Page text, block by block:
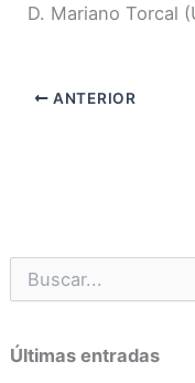
D. Mariano Torcal
ANTERIOR
u
c
a
Últimas entradas